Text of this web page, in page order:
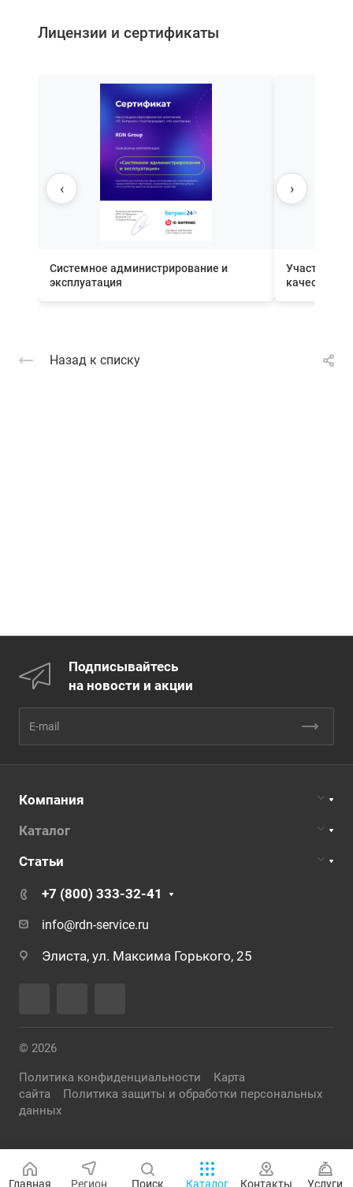
Лицензии и сертификаты
Системное администрирование и
эксплуатация
Участник
качества
‹ ›
Назад к списку
Подписывайтесь
на новости и акции
Компания
Каталог
Статьи
+7 (800) 333-32-41
info@rdn-service.ru
Элиста, ул. Максима Горького, 25
© 2026
Политика конфиденциальности
Карта
сайта
Политика защиты и обработки персональных
данных
Главная Регион Поиск Каталог Контакты Услуги